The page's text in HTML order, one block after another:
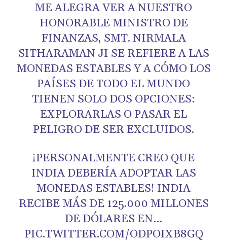
ME ALEGRA VER A NUESTRO
HONORABLE MINISTRO DE
FINANZAS, SMT. NIRMALA
SITHARAMAN JI SE REFIERE A LAS
MONEDAS ESTABLES Y A CÓMO LOS
PAÍSES DE TODO EL MUNDO
TIENEN SOLO DOS OPCIONES:
EXPLORARLAS O PASAR EL
PELIGRO DE SER EXCLUIDOS.
¡PERSONALMENTE CREO QUE
INDIA DEBERÍA ADOPTAR LAS
MONEDAS ESTABLES! INDIA
RECIBE MÁS DE 125.000 MILLONES
DE DÓLARES EN…
PIC.TWITTER.COM/ODPOIXB8GQ